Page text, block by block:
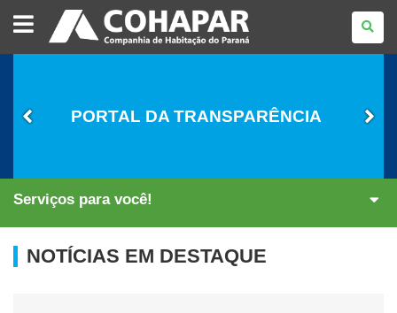
COMPANHIA
DE
HABITAÇÃO
DO
PORTAL DA TRANSPARÊNCIA
Serviços para você!
NOTÍCIAS EM DESTAQUE